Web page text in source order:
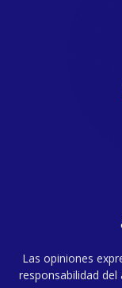
Las opiniones
responsabilidad